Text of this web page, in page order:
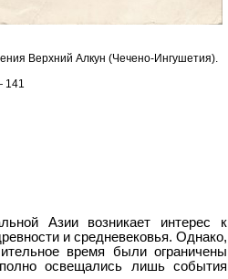
Верхний Алкун (Чечено-Ингушетия).
141
Азии возникает интерес к
и средневековья. Однако,
время были ограничены
освещались лишь события